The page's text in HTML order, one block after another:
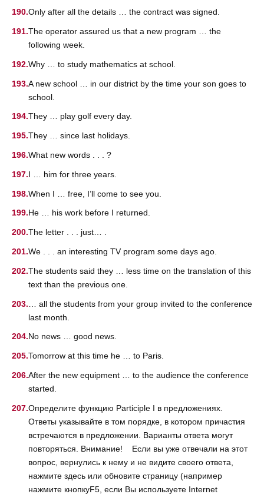
Only after all the details … the contract was signed.
The operator assured us that a new program … the
following week.
Why … to study mathematics at school.
A new school … in our district by the time your son goes to
school.
They … play golf every day.
They … since last holidays.
What new words . . . ?
I … him for three years.
When I … free, I’ll come to see you.
He … his work before I returned.
The letter . . . just… .
We . . . an interesting TV program some days ago.
The students said they … less time on the translation of this
text than the previous one.
… all the students from your group invited to the conference
last month.
No news … good news.
Tomorrow at this time he … to Paris.
After the new equipment … to the audience the conference
started.
Определите функцию Participle I в предложениях.
Ответы указывайте в том порядке, в котором причастия
встречаются в предложении. Варианты ответа могут
повторяться. Внимание! Если вы уже отвечали на этот
вопрос, вернулись к нему и не видите своего ответа,
нажмите здесь или обновите страницу (например
нажмите кнопкуF5, если Вы используете Internet